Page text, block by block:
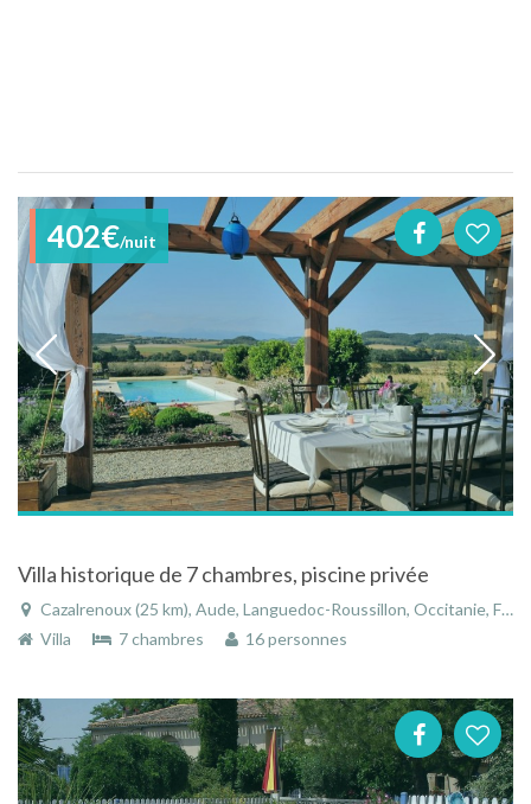
402€/nuit
Villa historique de 7 chambres, piscine privée
Cazalrenoux (25 km), Aude, Languedoc-Roussillon, Occitanie, France
Villa
7 chambres 16 personnes